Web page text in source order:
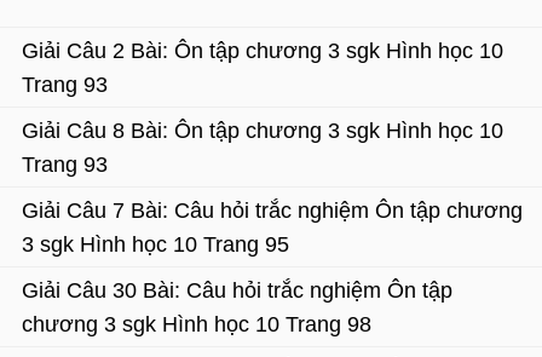
Giải Câu 2 Bài: Ôn tập chương 3 sgk Hình học 10
Trang 93
Giải Câu 8 Bài: Ôn tập chương 3 sgk Hình học 10
Trang 93
Giải Câu 7 Bài: Câu hỏi trắc nghiệm Ôn tập chương
3 sgk Hình học 10 Trang 95
Giải Câu 30 Bài: Câu hỏi trắc nghiệm Ôn tập
chương 3 sgk Hình học 10 Trang 98